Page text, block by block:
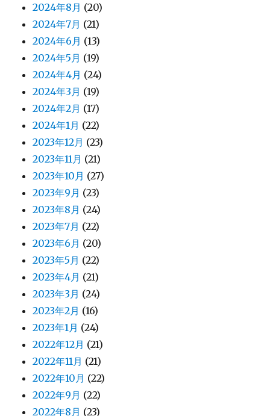
2024年8月 (20)
2024年7月 (21)
2024年6月 (13)
2024年5月 (19)
2024年4月 (24)
2024年3月 (19)
2024年2月 (17)
2024年1月 (22)
2023年12月 (23)
2023年11月 (21)
2023年10月 (27)
2023年9月 (23)
2023年8月 (24)
2023年7月 (22)
2023年6月 (20)
2023年5月 (22)
2023年4月 (21)
2023年3月 (24)
2023年2月 (16)
2023年1月 (24)
2022年12月 (21)
2022年11月 (21)
2022年10月 (22)
2022年9月 (22)
2022年8月 (23)